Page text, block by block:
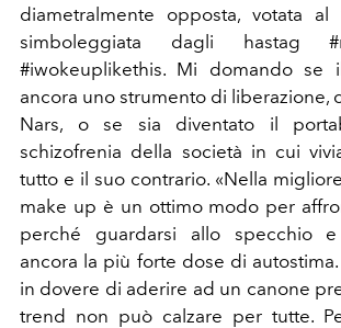
diametralmente opposta, votata al
simboleggiata dagli hastag
#iwokeuplikethis. Mi domando se
ancora uno strumento di liberazione,
Nars, o se sia diventato il
schizofrenia della società in cui
tutto e il suo contrario. «Nella
make up è un ottimo modo per
perché guardarsi allo specchio
ancora la più forte dose di
in dovere di aderire ad un canone
trend non può calzare per tutte.